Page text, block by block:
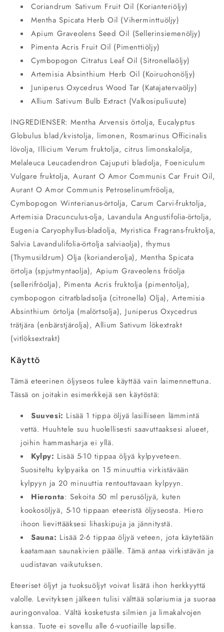
Coriandrum Sativum Fruit Oil (Korianteriöljy)
Mentha Spicata Herb Oil (Viherminttuöljy)
Apium Graveolens Seed Oil (Sellerinsiemenöljy)
Pimenta Acris Fruit Oil (Pimenttiöljy)
Cymbopogon Citratus Leaf Oil (Sitronellaöljy)
Artemisia Absinthium Herb Oil (Koiruohonöljy)
Juniperus Oxycedrus Wood Tar (Katajatervaöljy)
Allium Sativum Bulb Extract (Valkosipuliuute)
INGREDIENSER:Mentha Arvensis örtolja, Eucalyptus
Globulus blad/kvistolja, limonen, Rosmarinus Officinalis
lövolja, Illicium Verum fruktolja, citrus limonskalolja,
Melaleuca Leucadendron Cajuputi bladolja, Foeniculum
Vulgare fruktolja, Aurant O Amor Communis Car Fruit Oil,
Aurant O Amor Communis Petroselinumfröolja,
Cymbopogon Winterianus-örtolja, Carum Carvi-fruktolja,
Artemisia Dracunculus-olja, Lavandula Angustifolia-örtolja,
Eugenia Caryophyllus-bladolja, Myristica Fragrans-fruktolja,
Salvia Lavandulifolia-örtolja salviaolja), thymus
(Thymusildrum) Olja (korianderolja), Mentha Spicata
örtolja (spjutmyntaolja), Apium Graveolens fröolja
(sellerifröolja), Pimenta Acris fruktolja (pimentolja),
cymbopogon citratbladsolja (citronella) Olja), Artemisia
Absinthium örtolja (malörtsolja), Juniperus Oxycedrus
trätjära (enbärstjärolja), Allium Sativum lökextrakt
(vitlöksextrakt)
Käyttö
Tämä eteerinen öljyseos tulee käyttää vain laimennettuna.
Tässä on joitakin esimerkkejä sen käytöstä:
Suuvesi: Lisää 1 tippa öljyä lasilliseen lämmintä
vettä. Huuhtele suu huolellisesti saavuttaaksesi alueet,
joihin hammasharja ei yllä.
Kylpy: Lisää 5-10 tippaa öljyä kylpyveteen.
Suositeltu kylpyaika on 15 minuuttia virkistävään
kylpyyn ja 20 minuuttia rentouttavaan kylpyyn.
Hieronta: Sekoita 50 ml perusöljyä, kuten
kookosöljyä, 5-10 tippaan eteeristä öljyseosta. Hiero
ihoon lievittääksesi lihaskipuja ja jännitystä.
Sauna: Lisää 2-6 tippaa öljyä veteen, jota käytetään
kaatamaan saunakivien päälle. Tämä antaa virkistävän ja
uudistavan vaikutuksen.
Eteeriset öljyt ja tuoksuöljyt voivat lisätä ihon herkkyyttä
valolle. Levityksen jälkeen tulisi välttää solariumia ja suoraa
auringonvaloa. Vältä kosketusta silmien ja limakalvojen
kanssa. Tuote ei sovellu alle 6-vuotiaille lapsille.